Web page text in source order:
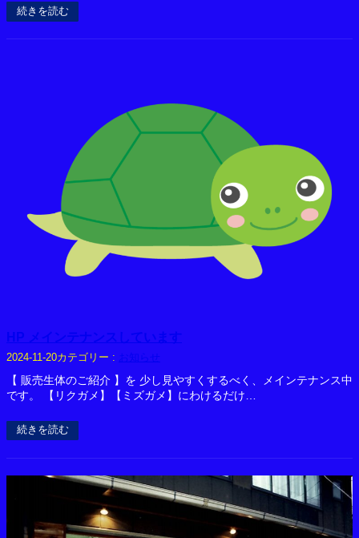
続きを読む
HP メインテナンスしています
2024-11-20カテゴリー : お知らせ
【 販売生体のご紹介 】を 少し見やすくするべく、メインテナンス中
です。 【リクガメ】【ミズガメ】にわけるだけ…
続きを読む